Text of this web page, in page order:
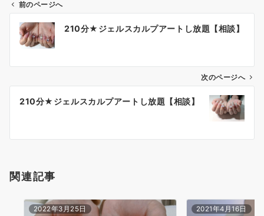
前のページへ
210分★ジェルスカルプアートし放題【相談】
次のページへ
210分★ジェルスカルプアートし放題【相談】
関連記事
2022年3月25日 2021年4月16日